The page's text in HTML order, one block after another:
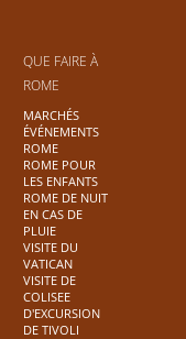
QUE FAIRE À
ROME
MARCHÉS
ÉVÉNEMENTS
ROME
ROME POUR
LES ENFANTS
ROME DE NUIT
EN CAS DE
PLUIE
VISITE DU
VATICAN
VISITE DE
COLISEE
D'EXCURSION
DE TIVOLI